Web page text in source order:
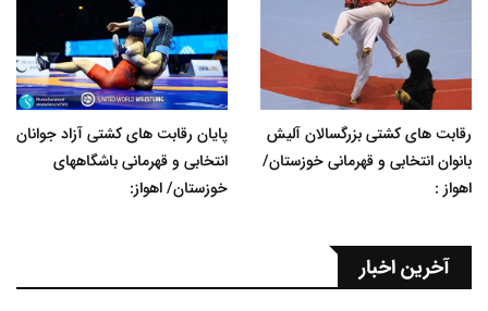
رقابت های کشتی بزرگسالان آلیش
بانوان انتخابی و قهرمانی خوزستان/
اهواز :
پایان رقابت های کشتی آزاد جوانان
انتخابی و قهرمانی باشگاههای
خوزستان/ اهواز:
آخرین اخبار